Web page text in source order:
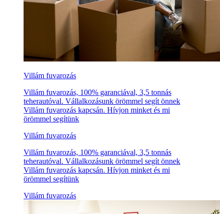
Villám fuvarozás
Villám fuvarozás, 100% garanciával, 3,5 tonnás
teherautóval. Vállalkozásunk örömmel segít önnek
Villám fuvarozás kapcsán. Hívjon minket és mi
örömmel segítünk
Villám fuvarozás
Villám fuvarozás, 100% garanciával, 3,5 tonnás
teherautóval. Vállalkozásunk örömmel segít önnek
Villám fuvarozás kapcsán. Hívjon minket és mi
örömmel segítünk
Villám fuvarozás